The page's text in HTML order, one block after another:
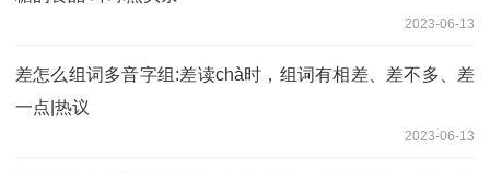
2023-06-13
差怎么组词多音字组:差读chà时，组词有相差、差不多、差
一点|热议
2023-06-13